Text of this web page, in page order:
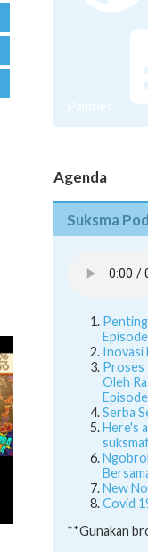
Pamflet
Agenda
Suksma
Inovasi
Proses
Oleh
Serba
Here's
New
Covid
**Gunakan